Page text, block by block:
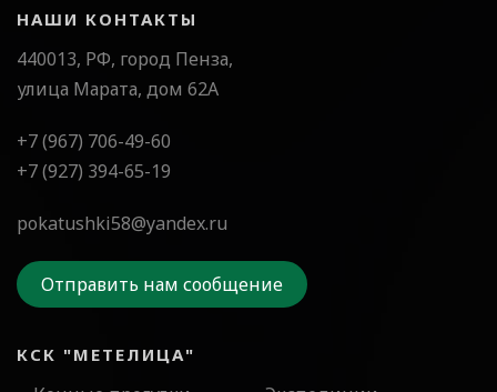
НАШИ КОНТАКТЫ
440013, РФ, город Пенза,
улица Марата, дом 62А
+7 (967) 706-49-60
+7 (927) 394-65-19
pokatushki58@yandex.ru
Отправить нам сообщение
КСК "МЕТЕЛИЦА"